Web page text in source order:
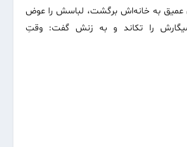
عمیق به خانه‌اش برگشت، لباسش را عوض
را تکاند و به زنش گفت: وقتِ